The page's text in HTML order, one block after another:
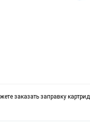
заказать заправку